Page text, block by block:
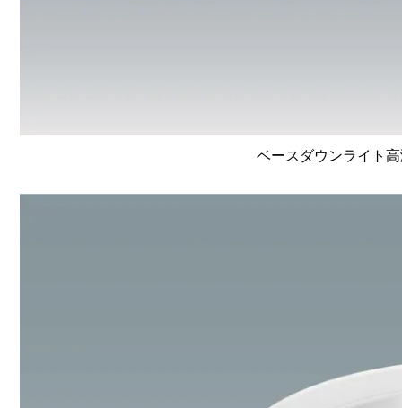
ベースダウンライト